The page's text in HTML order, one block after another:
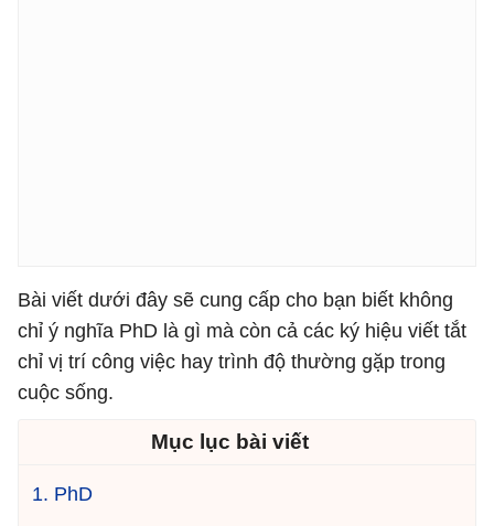
Bài viết dưới đây sẽ cung cấp cho bạn biết không
chỉ ý nghĩa PhD là gì mà còn cả các ký hiệu viết tắt
chỉ vị trí công việc hay trình độ thường gặp trong
cuộc sống.
Mục lục bài viết
1. PhD